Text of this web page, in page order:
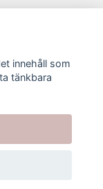
innehåll som
tänkbara